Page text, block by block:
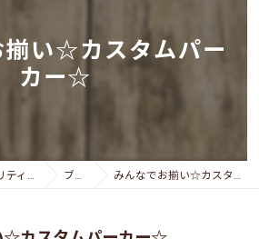
揃い☆カスタムパー
カー☆
犬の服ならオリジナリティー溢れるAnela ブログ みんなでお揃い☆カスタムパーカー☆